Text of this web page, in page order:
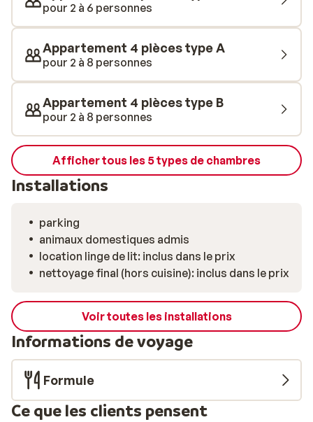
restaurants du centre de Valloire.
pour 2 à 6 personnes
Appartement 4 pièces type A
pour 2 à 8 personnes
Appartement 4 pièces type B
pour 2 à 8 personnes
Afficher tous les 5 types de chambres
Installations
parking
animaux domestiques admis
location linge de lit: inclus dans le prix
nettoyage final (hors cuisine): inclus dans le prix
Voir toutes les installations
Informations de voyage
Formule
Ce que les clients pensent